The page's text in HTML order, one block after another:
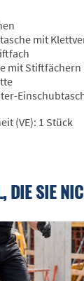
mit
mit
(VE): 1 Stück
DIE SIE